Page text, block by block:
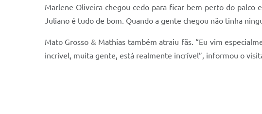
Marlene Oliveira chegou cedo para ficar bem perto do palco
Juliano é tudo de bom. Quando a gente chegou não tinha
Mato Grosso & Mathias também atraiu fãs. “Eu vim
incrível, muita gente, está realmente incrível”, informou o